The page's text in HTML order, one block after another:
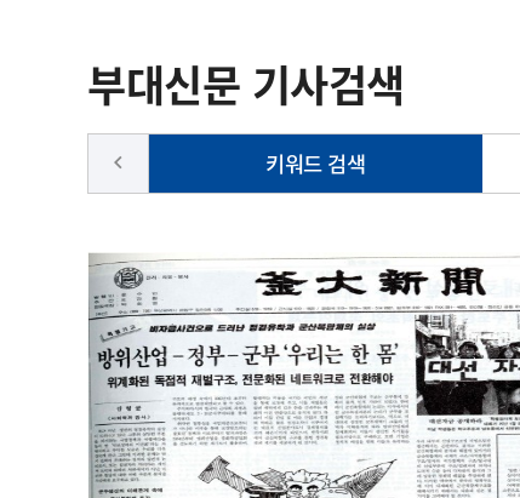
부대신문 기사검색
키워드 검색
keyboard_arrow_left